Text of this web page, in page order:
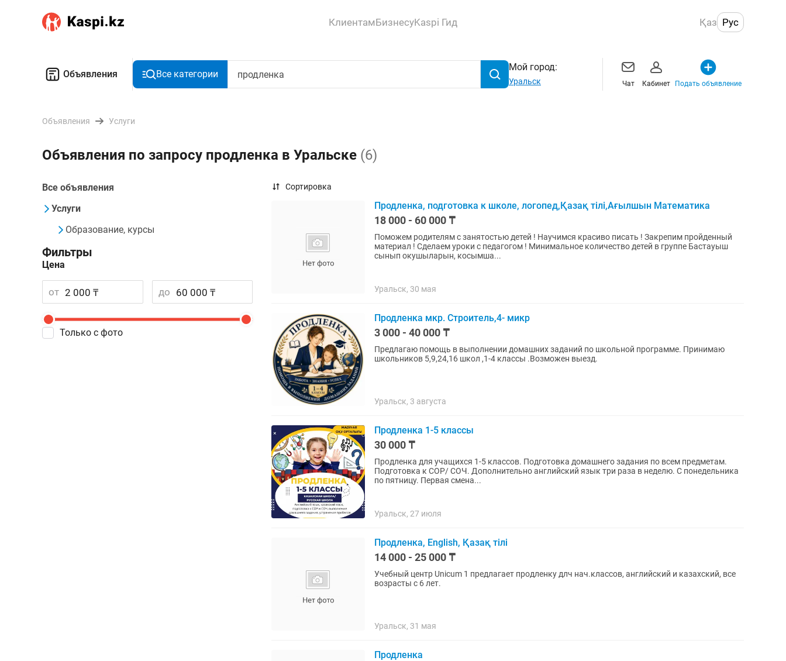
КлиентамБизнесуKaspi Гид Қаз Рус
Объявления Все категории
Мой город:
Уральск Чат Кабинет Подать объявление
Объявления Услуги
Объявления по запросу продленка в Уральске (6)
Все объявления
Услуги
Образование, курсы
Фильтры
Цена
от до
Только с фото
Сортировка
Продленка, подготовка к школе, логопед,Қазақ тілі,Ағылшын Математика
18 000 - 60 000 ₸
Поможем родителям с занятостью детей ! Научимся красиво писать ! Закрепим пройденный
материал ! Сделаем уроки с педагогом ! Минимальное количество детей в группе Бастауыш
сынып окушыларын, косымша...
Уральск, 30 мая
Продленка мкр. Строитель,4- микр
3 000 - 40 000 ₸
Предлагаю помощь в выполнении домашних заданий по школьной программе. Принимаю
школьников 5,9,24,16 школ ,1-4 классы .Возможен выезд.
Уральск, 3 августа
Продленка 1-5 классы
30 000 ₸
Продленка для учащихся 1-5 классов. Подготовка домашнего задания по всем предметам.
Подготовка к СОР/ СОЧ. Дополнительно английский язык три раза в неделю. С понедельника
по пятницу. Первая смена...
Уральск, 27 июля
Продленка, English, Қазақ тілі
14 000 - 25 000 ₸
Учебный центр Unicum 1 предлагает продленку длч нач.классов, английский и казахский, все
возрасты с 6 лет.
Уральск, 31 мая
Продленка